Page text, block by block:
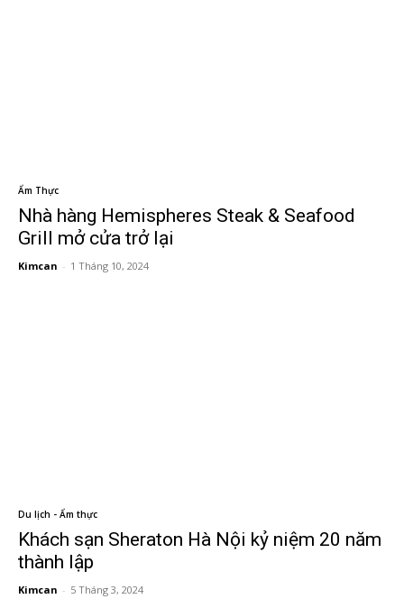
Ẩm Thực
Nhà hàng Hemispheres Steak & Seafood
Grill mở cửa trở lại
Kimcan - 1 Tháng 10, 2024
Du lịch - Ẩm thực
Khách sạn Sheraton Hà Nội kỷ niệm 20 năm
thành lập
Kimcan - 5 Tháng 3, 2024